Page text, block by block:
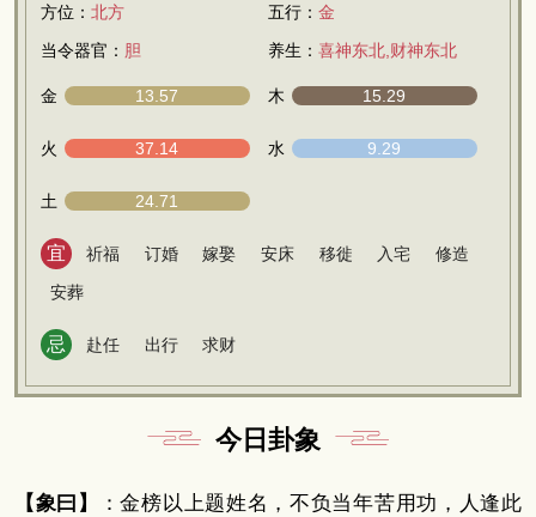
方位： 北方 五行： 金
当令器官： 胆 养生： 喜神东北,财神东北
金 13.57 木 15.29
火 37.14 水 9.29
土 24.71
宜 祈福 订婚 嫁娶 安床 移徙 入宅
修造
安葬
忌 赴任 出行 求财
今日卦象
【象曰】
：金榜以上题姓名，不负当年苦用功，人逢此